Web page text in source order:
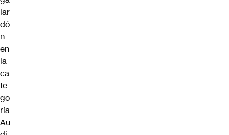
lar
dó
n
en
la
ca
te
go
ría
Au